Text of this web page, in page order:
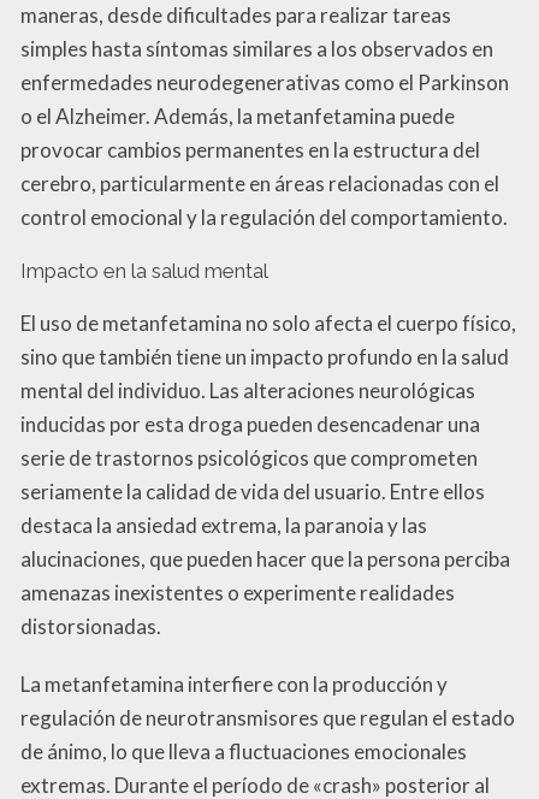
maneras, desde dificultades para realizar tareas
simples hasta síntomas similares a los observados en
enfermedades neurodegenerativas como el Parkinson
o el Alzheimer. Además, la metanfetamina puede
provocar cambios permanentes en la estructura del
cerebro, particularmente en áreas relacionadas con el
control emocional y la regulación del comportamiento.
Impacto en la salud mental
El uso de metanfetamina no solo afecta el cuerpo físico,
sino que también tiene un impacto profundo en la salud
mental del individuo. Las alteraciones neurológicas
inducidas por esta droga pueden desencadenar una
serie de trastornos psicológicos que comprometen
seriamente la calidad de vida del usuario. Entre ellos
destaca la ansiedad extrema, la paranoia y las
alucinaciones, que pueden hacer que la persona perciba
amenazas inexistentes o experimente realidades
distorsionadas.
La metanfetamina interfiere con la producción y
regulación de neurotransmisores que regulan el estado
de ánimo, lo que lleva a fluctuaciones emocionales
extremas. Durante el período de «crash» posterior al